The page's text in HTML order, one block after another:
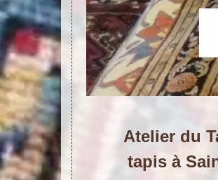
Atelier du
tapis à